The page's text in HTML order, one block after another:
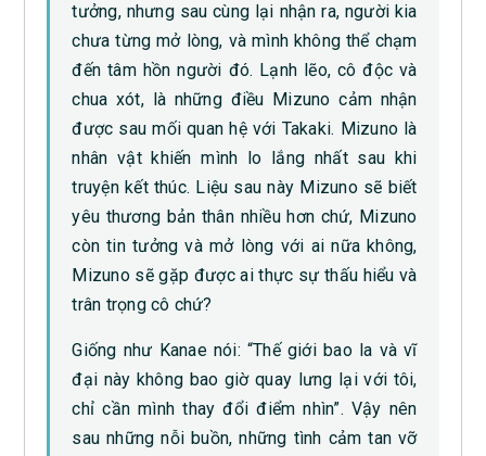
tưởng, nhưng sau cùng lại nhận ra, người kia
chưa từng mở lòng, và mình không thể chạm
đến tâm hồn người đó. Lạnh lẽo, cô độc và
chua xót, là những điều Mizuno cảm nhận
được sau mối quan hệ với Takaki. Mizuno là
nhân vật khiến mình lo lắng nhất sau khi
truyện kết thúc. Liệu sau này Mizuno sẽ biết
yêu thương bản thân nhiều hơn chứ, Mizuno
còn tin tưởng và mở lòng với ai nữa không,
Mizuno sẽ gặp được ai thực sự thấu hiểu và
trân trọng cô chứ?
Giống như Kanae nói: “Thế giới bao la và vĩ
đại này không bao giờ quay lưng lại với tôi,
chỉ cần mình thay đổi điểm nhìn”. Vậy nên
sau những nỗi buồn, những tình cảm tan vỡ